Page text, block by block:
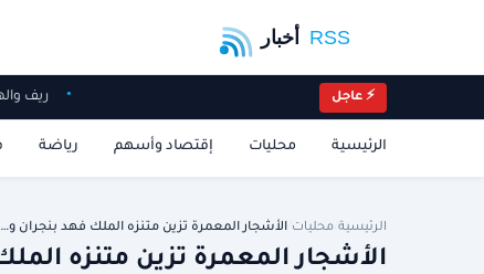
⚡ عاجل ريف
الرئيسية محليات إقتصاد وأسهم رياضة
الرئيسية محليات الأشجار المعمرة تزين متنزه الملك فهد بنجران و…
الأشجار المعمرة تزين متنزه